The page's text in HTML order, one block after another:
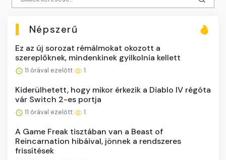
Népszerű
Ez az új sorozat rémálmokat okozott a
szereplőknek, mindenkinek gyilkolnia kellett
11 órával ezelőtt 1
Kiderülhetett, hogy mikor érkezik a Diablo IV régóta
vár Switch 2-es portja
11 órával ezelőtt 1
A Game Freak tisztában van a Beast of
Reincarnation hibáival, jönnek a rendszeres
frissítések